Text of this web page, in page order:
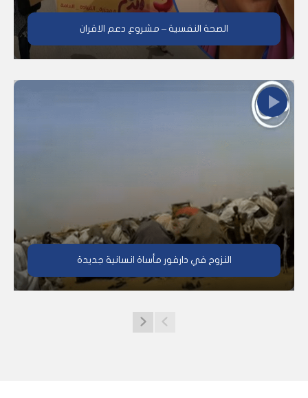
الصحة النفسية – مشروع دعم الاقران
النزوح في دارفور مأساة انسانية جديدة